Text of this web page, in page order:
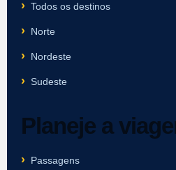
Todos os destinos
Norte
Nordeste
Sudeste
Planeje a
Passagens